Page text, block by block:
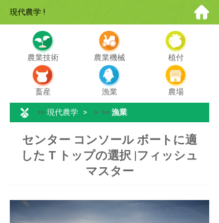
現代農学 !
農業技術 農業機械 植付
畜産 漁業 農場
>> 現代農学 > >> 漁業
センター コンソール ボートに適
した T トップの選択 |フィッシュ
マスター